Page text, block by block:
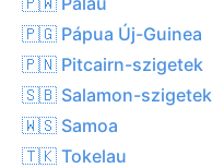
🇵🇬 Pápua Új-Guinea
🇵🇳 Pitcairn-szigetek
🇸🇧 Salamon-szigetek
🇼🇸 Samoa
🇹🇰 Tokelau